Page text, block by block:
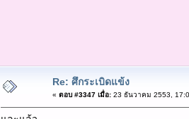
Re: ศึกระเบิดแข้ง
« ตอบ #3347 เมื่อ:23 ธันวาคม 2553,